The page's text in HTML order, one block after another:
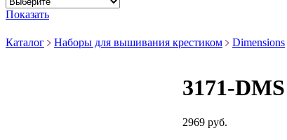
Показать
Каталог Наборы для вышивания крестиком Dimensions
3171-
2969 руб.